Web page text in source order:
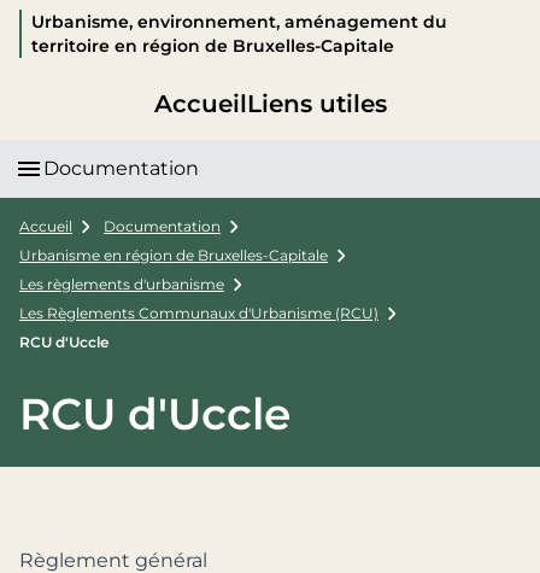
Urbanisme, environnement, aménagement du
territoire en région de Bruxelles-Capitale
AccueilLiens utiles
Documentation
Accueil
Documentation
Urbanisme en région de Bruxelles-Capitale
Les règlements d'urbanisme
Les Règlements Communaux d'Urbanisme (RCU)
RCU d'Uccle
RCU d'Uccle
Règlement général